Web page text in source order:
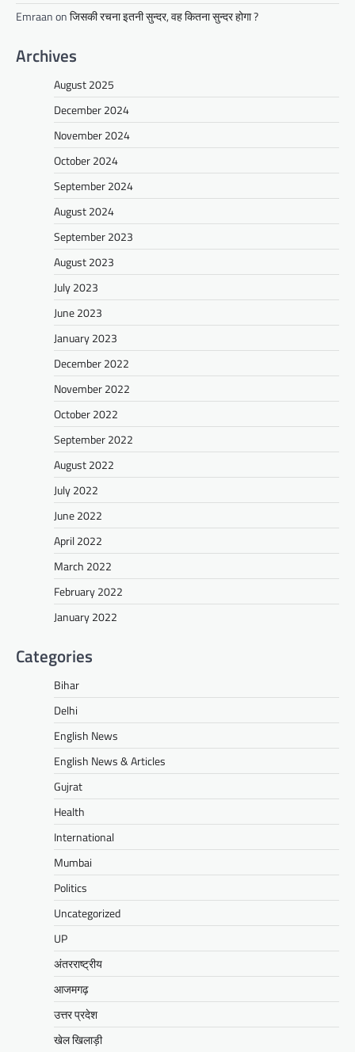
Emraanonजिसकी रचना इतनी सुन्दर, वह कितना सुन्दर होगा ?
Archives
August 2025
December 2024
November 2024
October 2024
September 2024
August 2024
September 2023
August 2023
July 2023
June 2023
January 2023
December 2022
November 2022
October 2022
September 2022
August 2022
July 2022
June 2022
April 2022
March 2022
February 2022
January 2022
Categories
Bihar
Delhi
English News
English News & Articles
Gujrat
Health
International
Mumbai
Politics
Uncategorized
UP
अंतरराष्ट्रीय
आजमगढ़
उत्तर प्रदेश
खेल खिलाड़ी